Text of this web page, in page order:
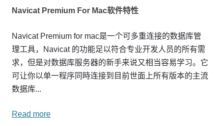
Navicat Premium For Mac软件特性
Navicat Premium for mac是一个可多重连接的数据库管
理工具，Navicat 的功能足以符合专业开发人员的所有需
求，但是对数据库服务器的新手来说又相当容易学习。它
可让你以单一程序同時连接到目前世面上所有版本的主流
数据库...
Read more